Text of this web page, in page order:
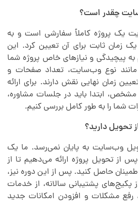
یک پروژه کاملاً سفارشی است و به
زمان ثابت برای آن تعیین کرد. این
به پیچیدگی و نیازهای خاص پروژه شما
نوع وب‌سایت، تعداد صفحات و
زمان نهایی نقش دارند. برای ارائه
ابتدا باید در جلسات مشاوره،
شما را به طور کامل بررسی کنیم.
وب‌سایت به پایان نمی‌رسد. ما یک
پس از تحویل پروژه ارائه می‌دهیم تا از
حاصل کنید. پس از این دوره نیز،
پکیج‌های پشتیبانی سالانه، از خدمات
رفع مشکلات و افزودن امکانات جدید